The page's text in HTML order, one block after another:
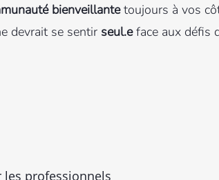
bienveillantetoujours à vos
devrait se sentir seul.eface aux défis
les professionnels